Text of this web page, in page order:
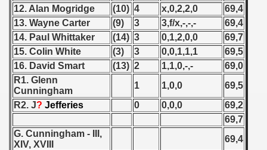
12. Alan Mogridge
(10) 4 x,0,2,2,0
69,4
13. Wayne Carter
(9) 3 3,f/x,-,-,-
69,4
14. Paul Whittaker
(14) 3 0,1,2,0,0
69,7
15. Colin White
(3) 3 0,0,1,1,1
69,5
16. David Smart
(13) 2 1,1,0,-,-
69,0
R1. Glenn
Cunningham
1 1,0,0
69,5
R2. J? Jefferies 0 0,0,0
69,2
69,7
G. Cunningham - III,
XIV, XVIII
69,4
- 1965
- 1966
- 1967
- 1968
- 1969
- 1970